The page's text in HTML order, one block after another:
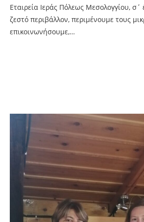
Εταιρεία Ιεράς Πόλεως Μεσολογγίου, σ΄
ζεστό περιβάλλον, περιμένουμε τους
επικοινωνήσουμε,…